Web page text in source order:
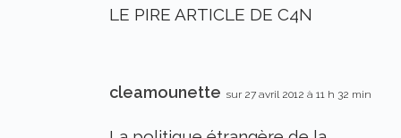
LE PIRE ARTICLE DE C4N
cleamounette sur 27 avril 2012 à 11 h 32 min